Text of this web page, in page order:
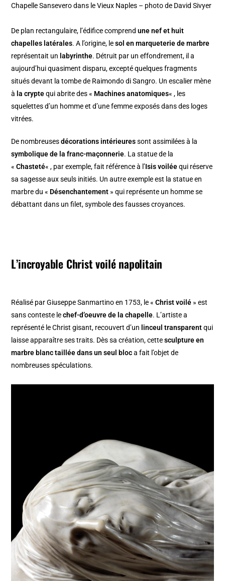
Chapelle Sansevero dans le Vieux Naples – photo de David Sivyer
De plan rectangulaire, l’édifice comprendune nef et huit
chapelles latérales. A l’origine, lesol en marqueterie de marbre
représentait un labyrinthe. Détruit par un effondrement, il a
aujourd’hui quasiment disparu, excepté quelques fragments
situés devant la tombe de Raimondo di Sangro. Un escalier mène
à la cryptequi abrite des « Machines anatomiques« , les
squelettes d’un homme et d’une femme exposés dans des loges
vitrées.
De nombreusesdécorations intérieuressont assimilées à la
symbolique de la franc-maçonnerie. La statue de la
«Chasteté« , par exemple, fait référence à l’Isis voiléequi réserve
sa sagesse aux seuls initiés. Un autre exemple est la statue en
marbre du « Désenchantement » qui représente un homme se
débattant dans un filet, symbole des fausses croyances.
L’incroyable Christ voilé napolitain
Réalisé par Giuseppe Sanmartino en 1753, le «Christ voilé » est
sans conteste lechef-d’oeuvre de la chapelle. L’artiste a
représenté le Christ gisant, recouvert d’un linceul transparentqui
laisse apparaître ses traits. Dès sa création, cettesculpture en
marbre blanc taillée dans un seul bloca fait l’objet de
nombreuses spéculations.